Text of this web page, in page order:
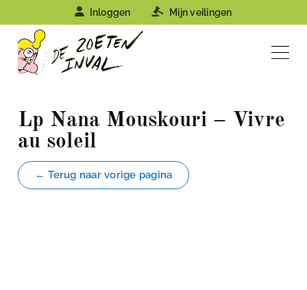
Inloggen Mijn veilingen
Lp Nana Mouskouri – Vivre
au soleil
← Terug naar vorige pagina